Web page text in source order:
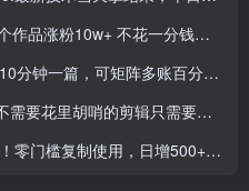
粉10w+ 不花一分钱使用可灵 操…
多账百分百去重，单日引流300+（需要分流）
只需要简单动手搬运结合黑科技0粉也能带货
制使用，日增500+精准创业流量每…